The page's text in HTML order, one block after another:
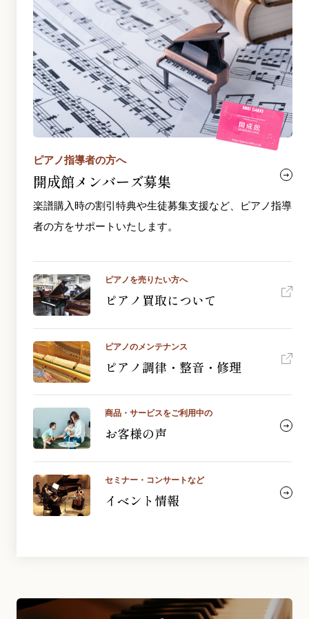
ピアノ指導者の方へ
開成館メンバーズ募集
楽譜購入時の割引特典や生徒募集支援など、ピアノ指導
者の方をサポートいたします。
ピアノを売りたい方へ
ピアノ買取について
ピアノのメンテナンス
ピアノ調律・整音・修理
商品・サービスをご利用中の
お客様の声
セミナー・コンサートなど
イベント情報